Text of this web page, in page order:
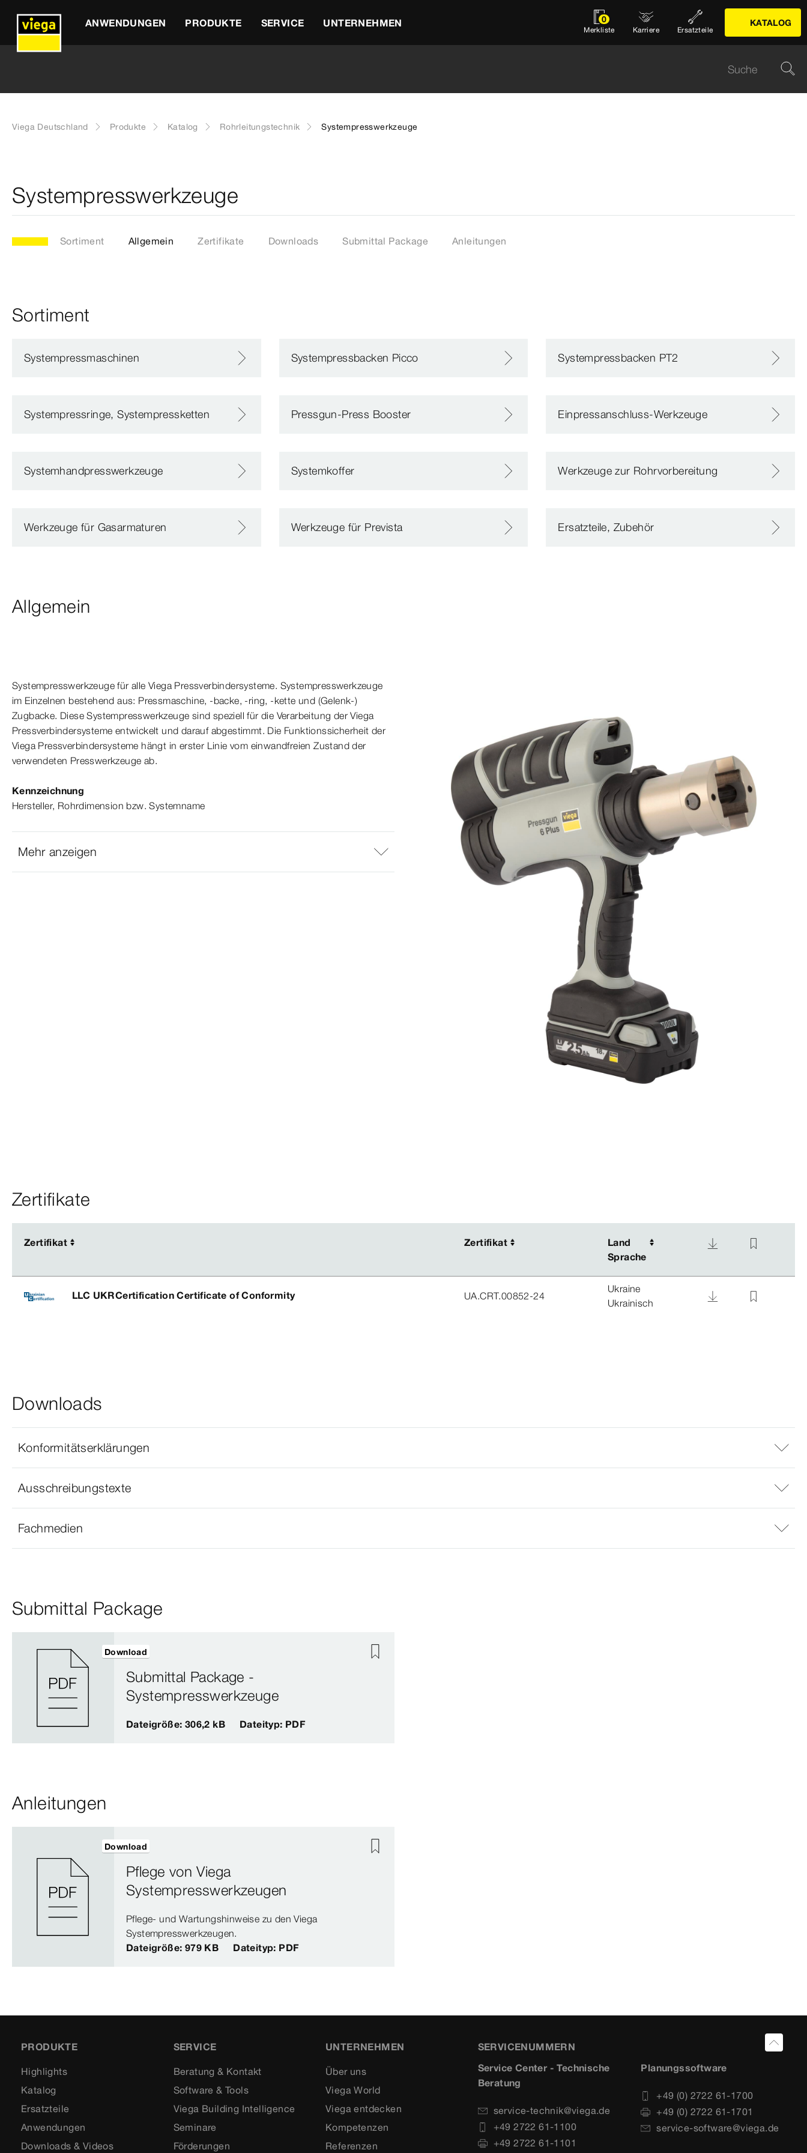
ANWENDUNGEN PRODUKTE SERVICE UNTERNEHMEN 0
Merkliste Karriere Ersatzteile
KATALOG
Viega Deutschland Produkte Katalog Rohrleitungstechnik Systempresswerkzeuge
Systempresswerkzeuge
Sortiment Allgemein Zertifikate Downloads Submittal Package Anleitungen
Sortiment
Systempressmaschinen Systempressbacken Picco Systempressbacken PT2
Systempressringe, Systempressketten Pressgun-Press Booster Einpressanschluss-Werkzeuge
Systemhandpresswerkzeuge Systemkoffer Werkzeuge zur Rohrvorbereitung
Werkzeuge für Gasarmaturen Werkzeuge für Prevista Ersatzteile, Zubehör
Allgemein
Systempresswerkzeuge für alle Viega Pressverbindersysteme. Systempresswerkzeuge
im Einzelnen bestehend aus: Press­maschine, -backe, -ring, -kette und (Gelenk-)
Zugbacke. Diese Systempresswerkzeuge sind speziell für die Verarbeitung der Viega
Pressverbindersysteme entwickelt und darauf abgestimmt. Die Funktionssicherheit der
Viega Pressverbindersysteme hängt in erster Linie vom einwandfreien Zustand der
verwendeten Presswerkzeuge ab.
Kennzeichnung
Hersteller, Rohrdimension bzw. Systemname
Mehr anzeigen
Zertifikate
Zertifikat Zertifikat
Land
Sprache
Zertifikat Zertifikat
Land
Sprache
LLC UKRCertification Certificate of Conformity UA.CRT.00852-24
Ukraine
Ukrainisch
Downloads
Konformitätserklärungen
Ausschreibungstexte
Fachmedien
Submittal Package
Submittal Package -
Systempresswerkzeuge
Dateigröße: 306,2 kB Dateityp: PDF
Download
Anleitungen
Pflege von Viega
Systempresswerkzeugen
Pflege- und Wartungshinweise zu den Viega
Systempresswerkzeugen.
Dateigröße: 979 KB
Dateityp: PDF
Download
PRODUKTE
Highlights
Katalog
Ersatzteile
Anwendungen
Downloads & Videos
SERVICE
Beratung & Kontakt
Software & Tools
Viega Building Intelligence
Seminare
Förderungen
UNTERNEHMEN
Über uns
Viega World
Viega entdecken
Kompetenzen
Referenzen
SERVICENUMMERN
Service Center - Technische
Beratung
service-technik@viega.de
+49 2722 61-1100
+49 2722 61-1101
Planungssoftware
+49 (0) 2722 61-1700
+49 (0) 2722 61-1701
service-software@viega.de